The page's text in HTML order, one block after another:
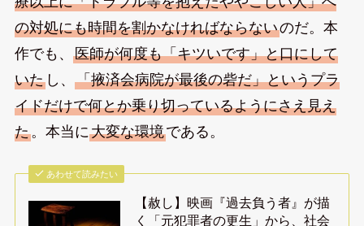
の対処にも時間を割かなければならないのだ。本
作でも、 医師が何度も「キツいです」と口にして
いたし、 「掖済会病院が最後の砦だ」というプラ
イドだけで何とか乗り切っているようにさえ見え
た。本当に大変な環境である。
あわせて読みたい
【赦し】映画『過去負う者』が描
く「元犯罪者の更生」から、社会